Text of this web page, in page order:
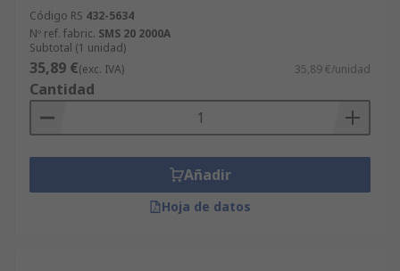
Código RS 432-5634
Nº ref. fabric. SMS 20 2000A
Subtotal (1 unidad)
35,89 €(exc. IVA) 35,89 €/unidad
Cantidad
Añadir
Hoja de datos